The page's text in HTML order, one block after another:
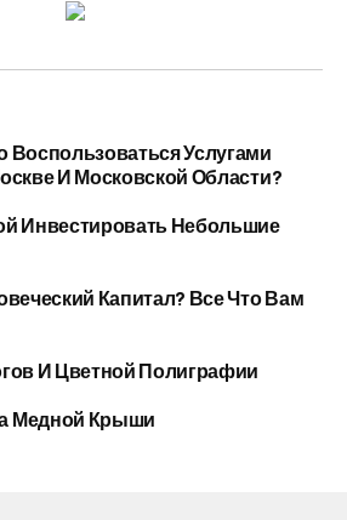
Воспользоваться Услугами
И Московской Области?
Инвестировать Небольшие
Капитал? Все Что Вам
И Цветной Полиграфии
Медной Крыши